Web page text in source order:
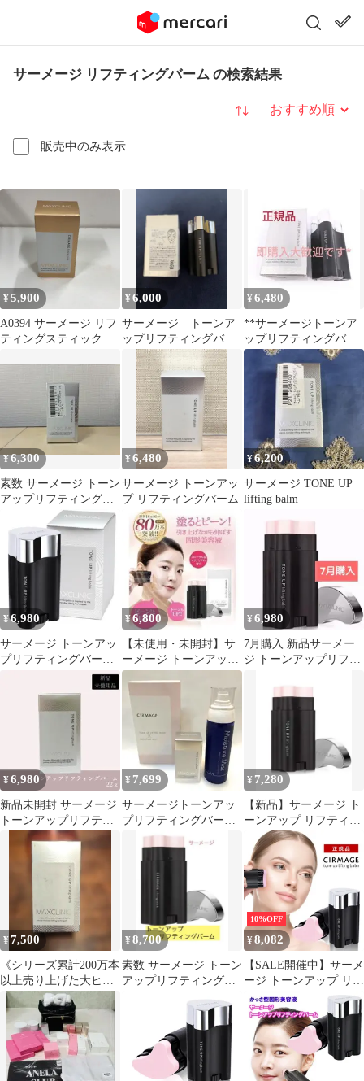
サーメージ リフティングバーム の検索結果
販売中のみ表示
並び替え
¥5,900
A0394 サーメージ リフ
ティングスティックバ
¥6,000
サーメージ トーンア
ップリフティングバー
ム 22g スティックバ
ーム 塗る美容液
¥ 6,480
**サーメージトーンア
ップリフティングバー
ムMAXCLINIC
¥6,300
素数 サーメージ トーン
アップリフティングバ
¥6,480
サーメージ トーンアッ
プ リフティングバーム
¥6,200
サーメージ TONE UP
lifting balm
¥6,980
サーメージ トーンアッ
プリフティングバーム
¥6,800
【未使用・未開封】サ
ーメージ トーンアップ
リフティングバーム
(22g)固形美容液
¥6,980
7月購入 新品サーメー
ジ トーンアップリフテ
ー正規品】
¥6,980
新品未開封 サーメージ
トーンアップリフティ
ングバーム 22g カッサ
¥ 7,699
サーメージトーンアッ
プリフティングバーム
セット
¥ 7,280
【新品】サーメージ ト
ーンアップ リフティン
グバーム
¥7,500
《シリーズ累計200万本
以上売り上げた大ヒッ
ト商品》、
MAXCLINIC
¥8,700
素数 サーメージ トーン
アップリフティングバ
10%OFF
¥8,082
【SALE開催中】サーメ
ージ トーンアップ リフ
ティングバーム 22g 美
容液 小顔 カッサ 美容
バーム リフトアップ シ
ワ伸ばし シワ ハリ 顔
首元 うるおい 化粧下地
ベースメイク トーンア